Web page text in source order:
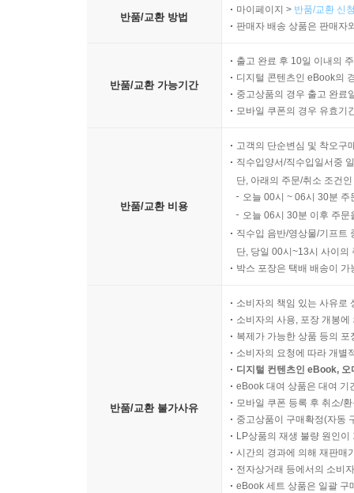
반품/교환 방법
마이페이지 > 반품/교환 신
판매자 배송 상품은 판매자
반품/교환 가능기간
출고 완료 후 10일 이내의
디지털 콘텐츠인 eBook의
중고상품의 경우 출고 완료
모바일 쿠폰의 경우 유효기
반품/교환 비용
고객의 단순변심 및 착오구
직수입양서/직수입일서중
단, 아래의 주문/취소 조건
오늘 00시 ~ 06시 30분
오늘 06시 30분 이후 주
직수입 음반/영상물/기프트
단, 당일 00시~13시 사이의
박스 포장은 택배 배송이
반품/교환 불가사유
소비자의 책임 있는 사유로
소비자의 사용, 포장 개봉
복제가 가능한 상품 등의
소비자의 요청에 따라 개별
디지털 컨텐츠인 eBook,
eBook 대여 상품은 대여 기
모바일 쿠폰 등록 후 취소/
중고상품이 구매확정(자동
LP상품의 재생 불량 원인
시간의 경과에 의해 재판매
전자상거래 등에서의 소비
eBook 세트 상품은 일괄 구